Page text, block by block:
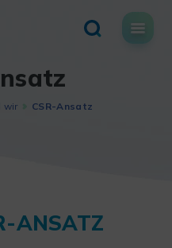
wir CSR-Ansatz
ANSATZ